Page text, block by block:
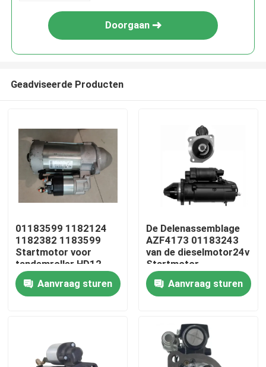
Huis
Producten
Ongeveer ons
Doorgaan
Geadviseerde Producten
01183599 1182124
1182382 1183599
Startmotor voor
tandemroller HD12
HD10 HD70 HD75
MotorAanvraag sturen
De Delenassemblage
AZF4173 01183243
van de dieselmotor24v
Startmotor
Aanvraag sturen